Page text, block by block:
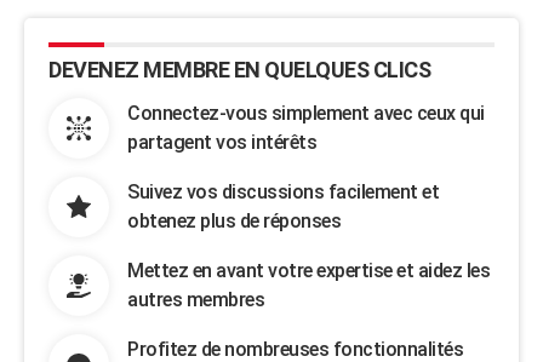
DEVENEZ MEMBRE EN QUELQUES CLICS
Connectez-vous simplement avec ceux qui
partagent vos intérêts
Suivez vos discussions facilement et
obtenez plus de réponses
Mettez en avant votre expertise et aidez les
autres membres
Profitez de nombreuses fonctionnalités